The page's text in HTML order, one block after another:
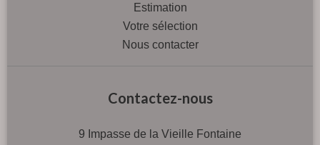
Estimation
Votre sélection
Nous contacter
Contactez-nous
9 Impasse de la Vieille Fontaine